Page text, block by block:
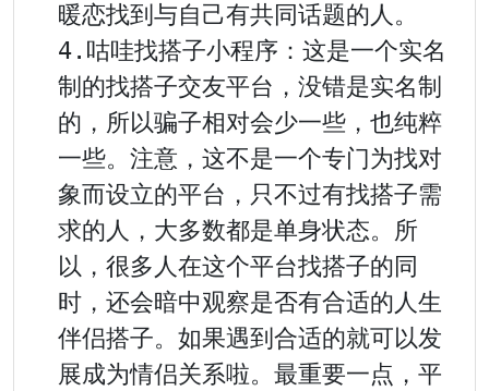
暖恋找到与自己有共同话题的人。
4.咕哇找搭子小程序：这是一个实名
制的找搭子交友平台，没错是实名制
的，所以骗子相对会少一些，也纯粹
一些。注意，这不是一个专门为找对
象而设立的平台，只不过有找搭子需
求的人，大多数都是单身状态。所
以，很多人在这个平台找搭子的同
时，还会暗中观察是否有合适的人生
伴侣搭子。如果遇到合适的就可以发
展成为情侣关系啦。最重要一点，平